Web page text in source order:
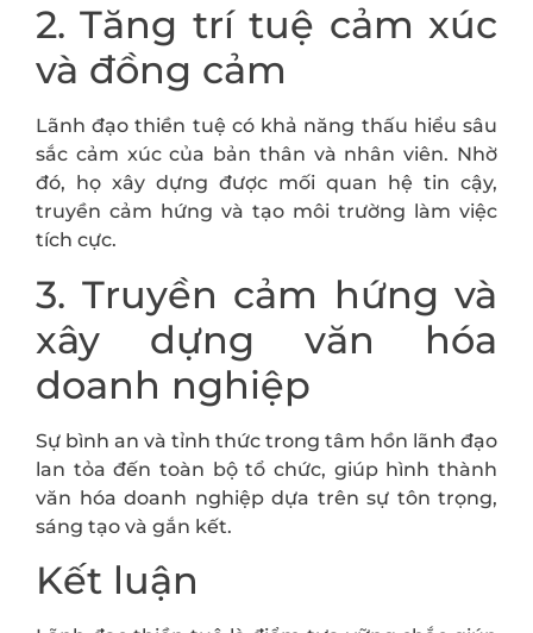
2. Tăng trí tuệ cảm xúc
và đồng cảm
Lãnh đạo thiền tuệ có khả năng thấu hiểu sâu
sắc cảm xúc của bản thân và nhân viên. Nhờ
đó, họ xây dựng được mối quan hệ tin cậy,
truyền cảm hứng và tạo môi trường làm việc
tích cực.
3. Truyền cảm hứng và
xây dựng văn hóa
doanh nghiệp
Sự bình an và tỉnh thức trong tâm hồn lãnh đạo
lan tỏa đến toàn bộ tổ chức, giúp hình thành
văn hóa doanh nghiệp dựa trên sự tôn trọng,
sáng tạo và gắn kết.
Kết luận